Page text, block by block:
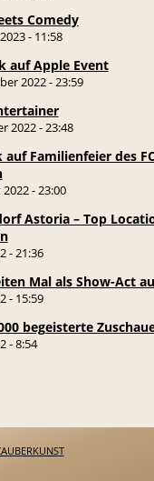
Comedy
- 11:58
auf Apple Event
2022 - 23:59
2022 - 23:48
auf Familienfeier des
- 23:00
Astoria – Top
- 21:36
Mal als Show-Act
- 15:59
begeisterte
- 8:54